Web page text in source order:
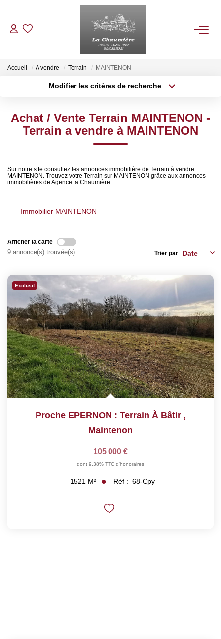
ACHETER
ESTIMER
NOTRE AGENCE
EN
Accueil A vendre Terrain MAINTENON
Modifier les critères de recherche
Sélectionnez...
Type de bien
Surface min
Créer une alerte
Achat / Vente Terrain MAINTENON -
Terrain a vendre à MAINTENON
Sur notre site consultez les annonces immobilière de Terrain à vendre
MAINTENON. Trouvez votre Terrain sur MAINTENON grâce aux annonces
immobilières de Agence la Chaumière.
Immobilier MAINTENON
Afficher la carte
9 annonce(s) trouvée(s) Trier par
Exclusif
Proche EPERNON : Terrain À Bâtir ,
Maintenon
105 000 €
dont 9,38% TTC d'honoraires
1521 M² Réf : 68-Cpy